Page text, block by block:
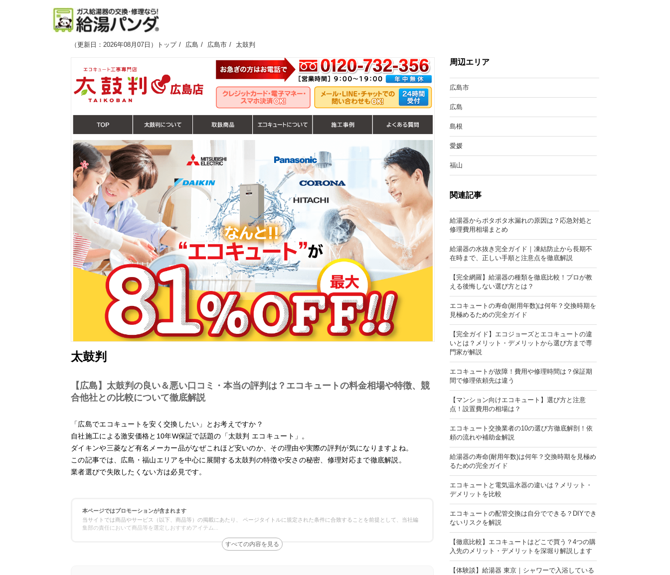
（更新日：2026年08月07日 ） トップ 広島 広島市 太鼓判
太鼓判
【広島】太鼓判の良い＆悪い口コミ・本当の評判は？エコキュートの料金相場や特徴、競
合他社との比較について徹底解説
「広島でエコキュートを安く交換したい」とお考えですか？
自社施工による激安価格と10年W保証で話題の「太鼓判 エコキュート」。
ダイキンや三菱など有名メーカー品がなぜこれほど安いのか、その理由や実際の評判が気になりますよね。
この記事では、広島・福山エリアを中心に展開する太鼓判の特徴や安さの秘密、修理対応まで徹底解説。
業者選びで失敗したくない方は必見です。
本ページではプロモーションが含まれます
当サイトでは商品やサービス（以下、商品等）の掲載にあたり、 ページタイトルに規定された条件に合致することを前提として、当社編
集部の責任において商品等を選定しおすすめアイテム
周辺エリア
広島市
広島
島根
愛媛
福山
関連記事
給湯器からポタポタ水漏れの原因は？応急対処と
修理費用相場まとめ
給湯器の水抜き完全ガイド｜凍結防止から長期不
在時まで、正しい手順と注意点を徹底解説
【完全網羅】給湯器の種類を徹底比較！プロが教
える後悔しない選び方とは？
エコキュートの寿命(耐用年数)は何年？交換時期を
見極めるための完全ガイド
【完全ガイド】エコジョーズとエコキュートの違
いとは？メリット・デメリットから選び方まで専
門家が解説
エコキュートが故障！費用や修理時間は？保証期
間で修理依頼先は違う
【マンション向けエコキュート】選び方と注意
点！設置費用の相場は？
エコキュート交換業者の10の選び方徹底解剖！依
頼の流れや補助金解説
給湯器の寿命(耐用年数)は何年？交換時期を見極め
るための完全ガイド
エコキュートと電気温水器の違いは？メリット・
デメリットを比較
エコキュートの配管交換は自分でできる？DIYでき
ないリスクを解説
【徹底比較】エコキュートはどこで買う？4つの購
入先のメリット・デメリットを深堀り解説します
【体験談】給湯器 東京｜シャワーで入浴している